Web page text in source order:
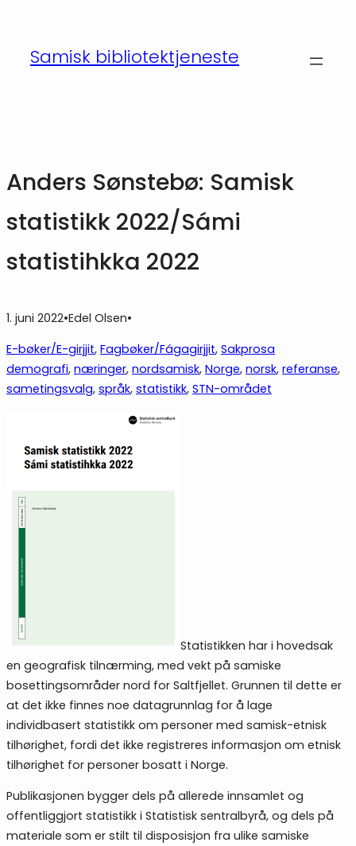
innholdSamisk bibliotektjeneste
Anders Sønstebø: Samisk
statistikk 2022/Sámi
statistihkka 2022
1. juni 2022•Edel Olsen•
E-bøker/E-girjjit, Fagbøker/Fágagirjjit, Sakprosa
demografi, næringer, nordsamisk, Norge, norsk, referanse
sametingsvalg, språk, statistikk, STN-området
Statistikken har i hovedsak
en geografisk tilnærming, med vekt på samiske
bosettingsområder nord for Saltfjellet. Grunnen til dette er
at det ikke finnes noe datagrunnlag for å lage
individbasert statistikk om personer med samisk-etnisk
tilhørighet, fordi det ikke registreres informasjon om etnisk
tilhørighet for personer bosatt i Norge.
Publikasjonen bygger dels på allerede innsamlet og
offentliggjort statistikk i Statistisk sentralbyrå, og dels på
materiale som er stilt til disposisjon fra ulike samiske